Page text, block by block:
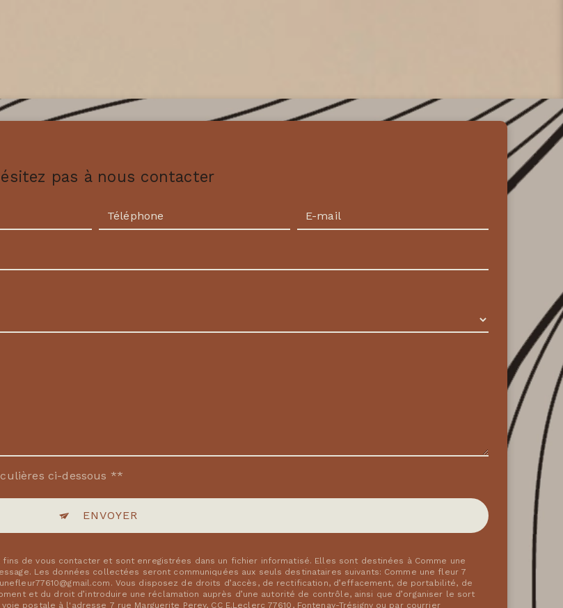
pas à nous contacter
ci-dessous **
ENVOYER
de vous contacter et sont enregistrées dans un fichier informatisé. Elles sont destinées à Comme une
Les données collectées seront communiquées aux seuls destinataires suivants: Comme une fleur 7
Vous disposez de droits d’accès, de rectification, d’effacement, de portabilité, de
et du droit d’introduire une réclamation auprès d’une autorité de contrôle, ainsi que d’organiser le sort
postale à l'adresse 7 rue Marguerite Perey, CC E.Leclerc 77610, Fontenay-Trésigny ou par courrier